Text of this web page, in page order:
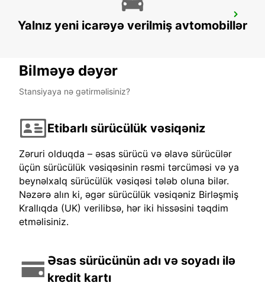
ROME VIA VENETO - IKC
ROMA - ITALY
Yalnız yeni icarəyə verilmiş avtomobillər
Bilməyə dəyər
Stansiyaya nə gətirməlisiniz?
Etibarlı sürücülük vəsiqəniz
Zəruri olduqda – əsas sürücü və əlavə sürücülər
üçün sürücülük vəsiqəsinin rəsmi tərcüməsi və ya
beynəlxalq sürücülük vəsiqəsi tələb oluna bilər.
Nəzərə alın ki, əgər sürücülük vəsiqəniz Birləşmiş
Krallıqda (UK) verilibsə, hər iki hissəsini təqdim
etməlisiniz.
Əsas sürücünün adı və soyadı ilə
kredit kartı